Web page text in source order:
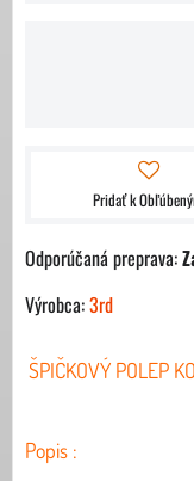
Pridať k
Výrobca:3rd
ŠPIČKOVÝ POLEP
Popis :